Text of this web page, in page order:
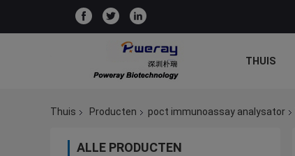
THUIS
Thuis Producten poct immunoassay analysator
ALLE PRODUCTEN